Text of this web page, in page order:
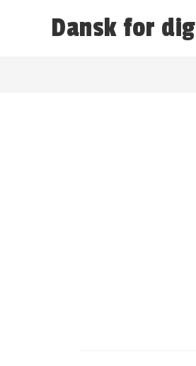
Dansk for dig